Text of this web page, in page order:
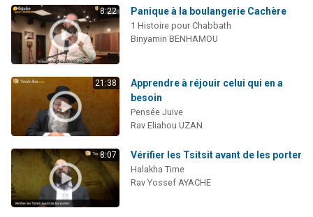
8:22 Panique à la boulangerie Cachère
1 Histoire pour Chabbath
Binyamin BENHAMOU
21:38
Apprendre à réjouir celui qui en a
besoin
Pensée Juive
Rav Eliahou UZAN
8:07 Vérifier les Tsitsit avant de les porter
Halakha Time
Rav Yossef AYACHE